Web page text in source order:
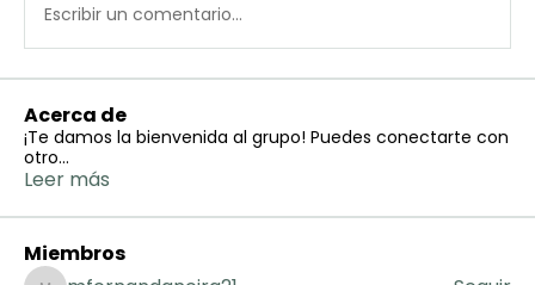
Escribir un comentario...
Acerca de
¡Te damos la bienvenida al grupo! Puedes conectarte con
otro...
Leer más
Miembros